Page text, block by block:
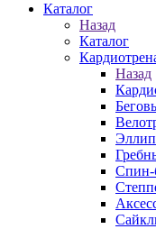
Каталог
Назад
Каталог
Назад
Спин-